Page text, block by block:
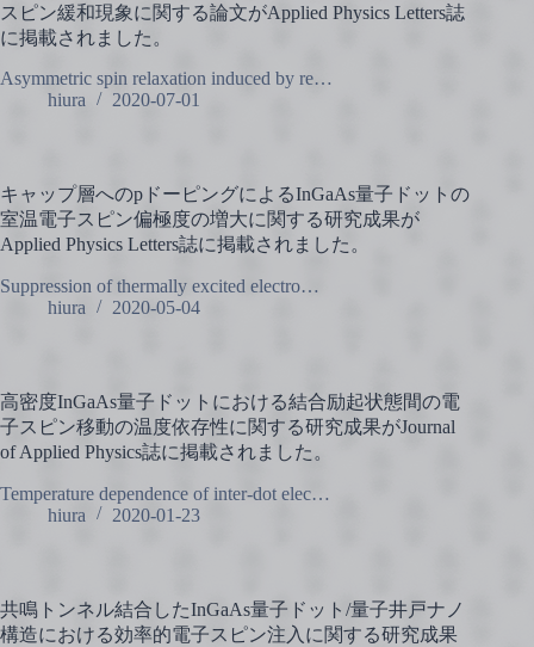
スピン緩和現象に関する論文がApplied Physics Letters誌
に掲載されました。
Asymmetric spin relaxation induced by re…
hiura
2020-07-01
キャップ層へのpドーピングによるInGaAs量子ドットの
室温電子スピン偏極度の増大に関する研究成果が
Applied Physics Letters誌に掲載されました。
Suppression of thermally excited electro…
hiura
2020-05-04
高密度InGaAs量子ドットにおける結合励起状態間の電
子スピン移動の温度依存性に関する研究成果がJournal
of Applied Physics誌に掲載されました。
Temperature dependence of inter-dot elec…
hiura
2020-01-23
共鳴トンネル結合したInGaAs量子ドット/量子井戸ナノ
構造における効率的電子スピン注入に関する研究成果